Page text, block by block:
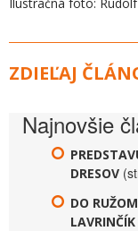
ZDIEĽAJ
Najnovšie
DRESOV
DO
LAVRINČÍK